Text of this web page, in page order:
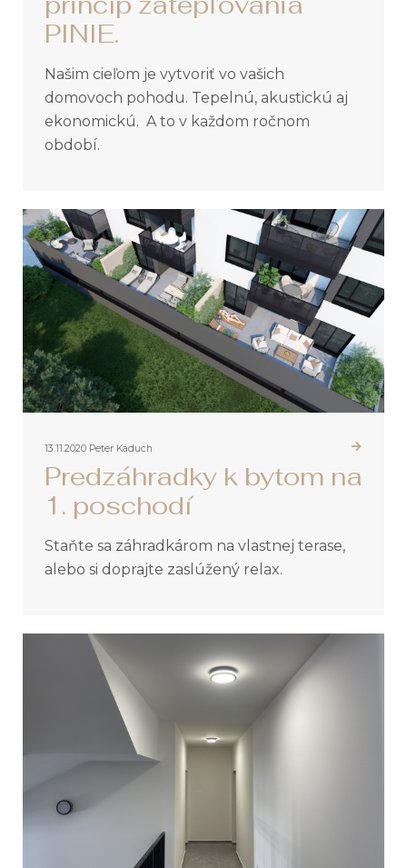
PINIE.
Našim cieľom je vytvoriť vo vašich
domovoch pohodu. Tepelnú, akustickú aj
ekonomickú. A to v každom ročnom
období.
13.11.2020 Peter Kaduch
Predzáhradky k bytom na
1. poschodí
Staňte sa záhradkárom na vlastnej terase,
alebo si doprajte zaslúžený relax.